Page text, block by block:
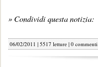
» Condividi questa notizia:
06/02/2011 | 5517 letture | 0 commenti